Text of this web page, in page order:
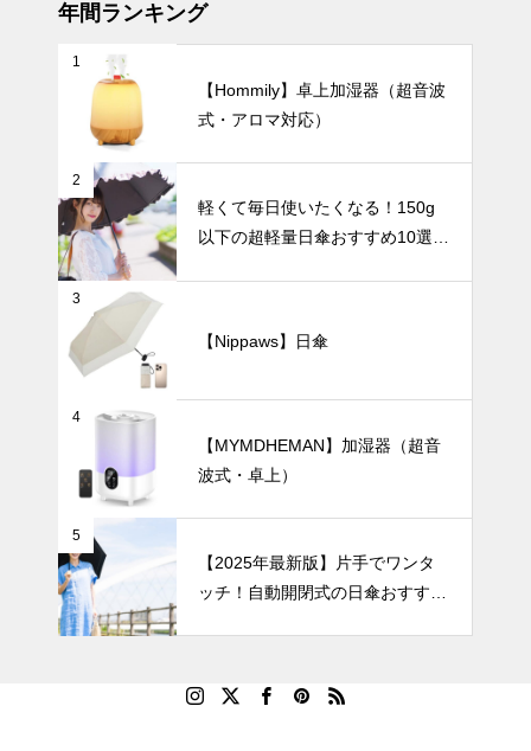
親子の朝食が
もっと楽しく
なる、 おし
ゃれでかわい
い食器7選。
UV・雨対策
さっと簡単収
納！きれいに
畳むのが苦手
な方におすす
式の日傘5
暑さ対策
新版】軽くて
快適！バッグ
にすっきり収
まる「100g
台のミニ扇風
年間ランキング
1
【Hommily】卓上加湿器（超音波
式・アロマ対応）
2
軽くて毎日使いたくなる！150g
以下の超軽量日傘おすすめ10選
3
【Nippaws】日傘
4
【MYMDHEMAN】加湿器（超音
波式・卓上）
5
【2025年最新版】片手でワンタ
ッチ！自動開閉式の日傘おすすめ